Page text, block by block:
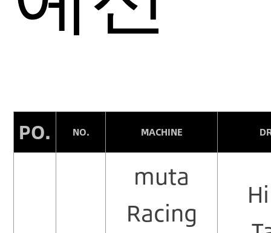
PO. NO. MACHINE
muta
Racing